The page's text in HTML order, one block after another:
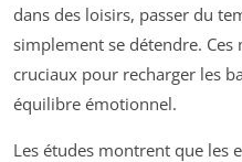
dans des loisirs, passer du
simplement se détendre.
cruciaux pour recharger les
équilibre émotionnel.
Les études montrent que les